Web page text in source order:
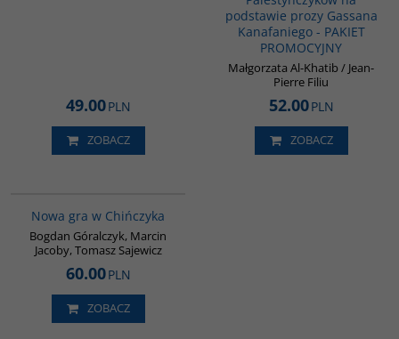
49.00PLN
ZOBACZ
podstawie prozy Gassana
Kanafaniego - PAKIET
PROMOCYJNY
Małgorzata Al-Khatib / Jean-
Pierre Filiu
52.00PLN
ZOBACZ
Nowa gra w Chińczyka
Bogdan Góralczyk, Marcin
Jacoby, Tomasz Sajewicz
60.00PLN
ZOBACZ